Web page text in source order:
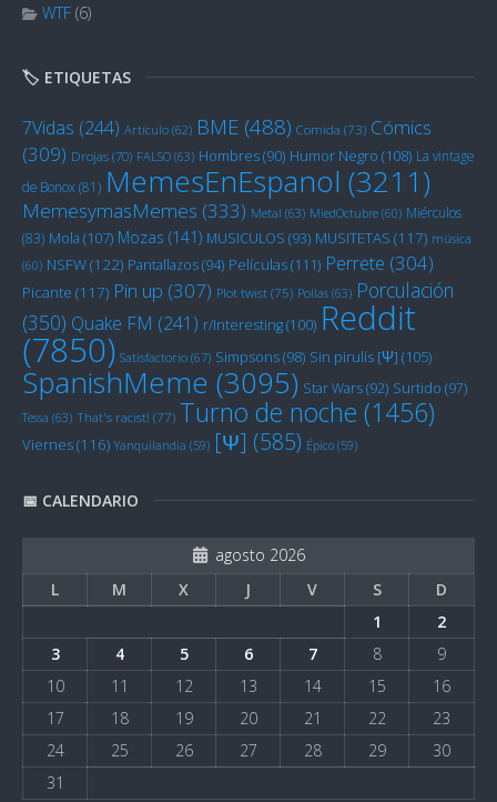
WTF (6)
🏷️ ETIQUETAS
7Vidas (244) Artículo (62) BME (488) Comida (73) Cómics
(309) Drojas (70) FALSO (63) Hombres(90) Humor Negro (108) La vintage
de Bonox(81) MemesEnEspanol (3211)
MemesymasMemes (333) Metal (63) MiedOctubre (60) Miérculos
(83) Mola (107) Mozas (141) MUSICULOS (93) MUSITETAS (117) música
(60) NSFW(122) Pantallazos(94) Películas(111) Perrete (304)
Picante (117) Pin up (307) Plot twist (75) Pollas (63) Porculación
(350) Quake FM (241) r/Interesting(100) Reddit
(7850) Satisfactorio (67) Simpsons(98) Sin pirulís [Ψ] (105)
SpanishMeme (3095) Star Wars(92) Surtido (97)
Tessa (63) That's racist! (77) Turno de noche (1456)
Viernes(116) Yanquilandia (59) [Ψ] (585) Épico (59)
📅 CALENDARIO
agosto 2026
L
M X J V S
D
1
2
3
4 5 6 7 8
9
10
11 12 13 14 15
16
17
18 19 20 21 22
23
24
25 26 27 28 29
30
31